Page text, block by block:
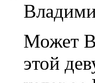
Может
этой